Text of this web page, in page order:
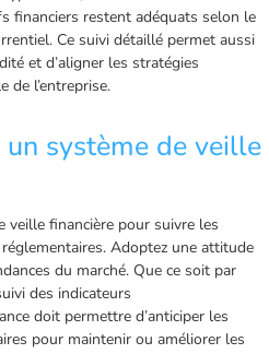
financiers restent adéquats selon le
Ce suivi détaillé permet aussi
et d’aligner les stratégies
de l’entreprise.
système de veille
veille financière pour suivre les
Adoptez une attitude
du marché. Que ce soit par
des indicateurs
doit permettre d’anticiper les
pour maintenir ou améliorer les